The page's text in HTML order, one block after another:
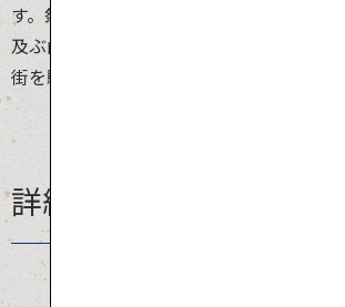
す。祭りの衣装に身を包んだ男たちが、
及ぶ山笠を担ぎ、「オイサー！」の掛け
街を駆け抜けます。
詳細情報